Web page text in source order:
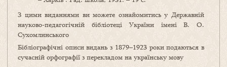
З цими виданнями ви можете ознайомитись у Державній
науково-педагогічній бібліотеці України імені В. О.
Сухомлинського
Бібліографічні описи видань з 1879–1923 роки подаються в
сучасній орфографії з перекладом на українську мову